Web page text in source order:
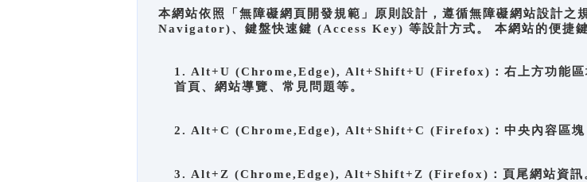
本網站依照「無障礙網頁開發規範」原則設計，遵循無障礙網站設計
Navigator)、鍵盤快速鍵 (Access Key) 等設計方式。 本網站的便捷
1. Alt+U (Chrome,Edge), Alt+Shift+U (Firefox)：右上方功能區
首頁、網站導覽、常見問題等。
2. Alt+C (Chrome,Edge), Alt+Shift+C (Firefox)：中央內容區塊
3. Alt+Z (Chrome,Edge), Alt+Shift+Z (Firefox)：頁尾網站資訊